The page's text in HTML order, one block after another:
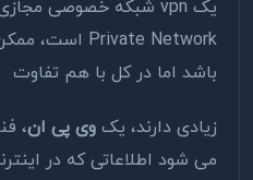
باشد اما در کل با هم تفاوت
زیادی دارند، یک وی پی ان،
می شود اطلاعاتی که در